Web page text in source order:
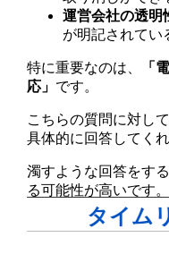
運営会社の透明
が明記されてい
特に重要なのは、
「
応」 です。
こちらの質問に対し
具体的に回答してく
濁すような回答をす
る可能性が高いです。
タイム